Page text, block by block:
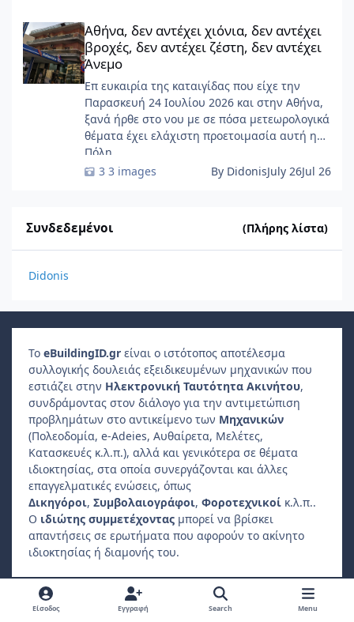
Αθήνα, δεν αντέχει χιόνια, δεν αντέχει
βροχές, δεν αντέχει ζέστη, δεν αντέχει
Άνεμο
Επ ευκαιρία της καταιγίδας που είχε την
Παρασκευή 24 Ιουλίου 2026 και στην Αθήνα,
ξανά ήρθε στο νου με σε πόσα μετεωρολογικά
θέματα έχει ελάχιστη προετοιμασία αυτή η
Πόλη ......
3 images
By DidonisJuly 26Jul 26
Συνδεδεμένοι (Πλήρης λίστα)
Didonis
Το eBuildingID.gr είναι ο ιστότοπος αποτέλεσμα
συλλογικής δουλειάς εξειδικευμένων μηχανικών που
εστιάζει στην Ηλεκτρονική Ταυτότητα Ακινήτου,
συνδράμοντας στον διάλογο για την αντιμετώπιση
προβλημάτων στο αντικείμενο των Μηχανικών
(Πολεοδομία, e-Adeies, Αυθαίρετα, Μελέτες,
Κατασκευές κ.λ.π.), αλλά και γενικότερα σε θέματα
ιδιοκτησίας, στα οποία συνεργάζονται και άλλες
επαγγελματικές ενώσεις, όπως
Δικηγόροι, Συμβολαιογράφοι, Φοροτεχνικοί κ.λ.π..
Ο ιδιώτης συμμετέχοντας μπορεί να βρίσκει
απαντήσεις σε ερωτήματα που αφορούν το ακίνητο
ιδιοκτησίας ή διαμονής του.
Light ModeDark ModeSystem Preference
f
Είσοδος Εγγραφή Search Menu